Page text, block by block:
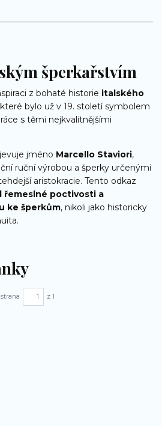
šperkařstvím
z bohaté historie italského
bylo už v 19. století symbolem
s těmi nejkvalitnějšími
jméno Marcello Staviori,
ruční výrobou a šperky určenými
aristokracie. Tento odkaz
řemeslné poctivosti a
ke šperkům, nikoli jako historicky
strana z 1